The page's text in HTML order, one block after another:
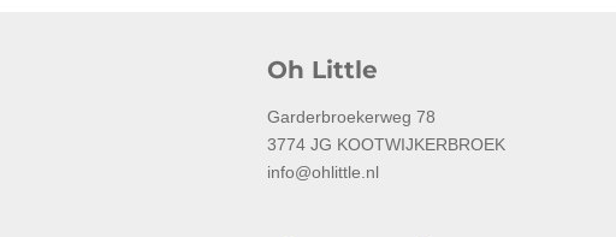
Oh Little
Garderbroekerweg 78
3774 JG KOOTWIJKERBROEK
info@ohlittle.nl